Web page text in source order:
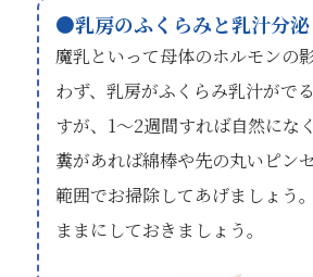
乳房のふくらみと乳汁分泌
魔乳といって母体のホルモンの
わず、乳房がふくらみ乳汁がで
すが、1～2週間すれば自然にな
糞があれば綿棒や先の丸いピン
範囲でお掃除してあげましょう
ままにしておきましょう。